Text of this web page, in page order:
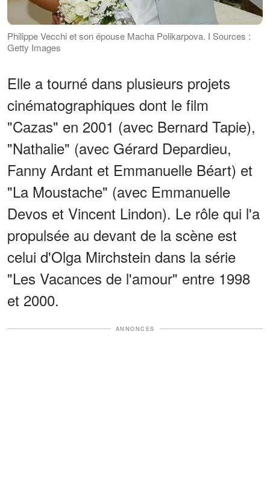
Philippe Vecchi et son épouse Macha Polikarpova. І Sources :
Getty Images
Elle a tourné dans plusieurs projets
cinématographiques dont le film
"Cazas" en 2001 (avec Bernard Tapie),
"Nathalie" (avec Gérard Depardieu,
Fanny Ardant et Emmanuelle Béart) et
"La Moustache" (avec Emmanuelle
Devos et Vincent Lindon). Le rôle qui l'a
propulsée au devant de la scène est
celui d'Olga Mirchstein dans la série
"Les Vacances de l'amour" entre 1998
et 2000.
ANNONCES